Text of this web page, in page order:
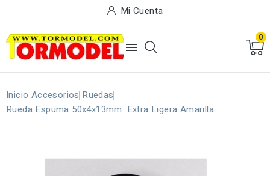
Mi Cuenta

0
Inicio Accesorios Ruedas
Rueda Espuma 50x4x13mm. Extra Ligera Amarilla